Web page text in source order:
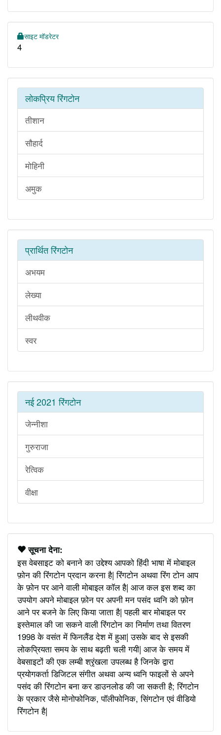
साइट मॉडरेटर
4
लोकप्रिय रिंगटोन
तीशान
सौहार्द
मोहिनी
अमुक
प्रार्थित रिंगटोन
अभयम
लेख्या
लीथवीक
स्वर
नई 2021 रिंगटोन
जेन्नीशा
गुरुराजा
रेत्विक
वीक्षा
सूचना देना:
इस वेबसाइट को बनाने का उद्देश्य आपको हिंदी भाषा में मोबाइल
फ़ोन की रिंगटोन प्रदान करना है| रिंगटोन अथवा रिंग टोन आप
के फ़ोन पर आने वाली मोबाइल कॉल है| आज कल इस शब्द का
उपयोग अपने मोबाइल फ़ोन पर अपनी मन पसंद ध्वनि को फ़ोन
आने पर बजने के लिए किया जाता है| पहली बार मोबाइल पर
इस्तेमाल की जा सकने वाली रिंगटोन का निर्माण तथा वितरण
1998 के वसंत में फिनलैंड देश में हुआ| उसके बाद से इसकी
लोकप्रियता समय के साथ बढ़ती चली गयी| आज के समय में
वेबसाइटों की एक लम्बी श्रृंखला उपलब्ध है जिनके द्वारा
प्रयोगकर्ता डिजिटल संगीत अथवा अन्य ध्वनि फाइलों से अपने
पसंद की रिंगटोन बना कर डाउनलोड की जा सकती है; रिंगटोन
के प्रकार जैसे मोनोफोनिक, पॉलीफोनिक, सिंगटोन एवं वीडियो
रिंगटोन है|